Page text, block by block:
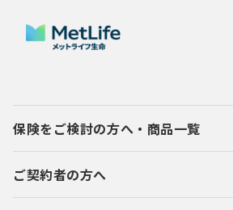
保険をご検討の方へ・商品一覧
ご契約者の方へ